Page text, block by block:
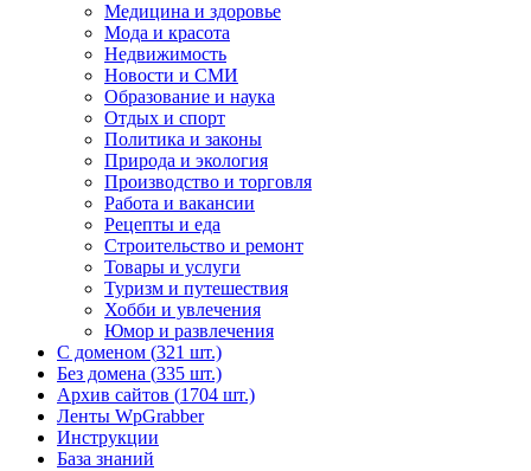
Медицина и здоровье
Мода и красота
Недвижимость
Новости и СМИ
Образование и наука
Отдых и спорт
Политика и законы
Природа и экология
Производство и торговля
Работа и вакансии
Рецепты и еда
Строительство и ремонт
Товары и услуги
Туризм и путешествия
Хобби и увлечения
Юмор и развлечения
С доменом (321 шт.)
Без домена (335 шт.)
Архив сайтов (1704 шт.)
Ленты WpGrabber
Инструкции
База знаний